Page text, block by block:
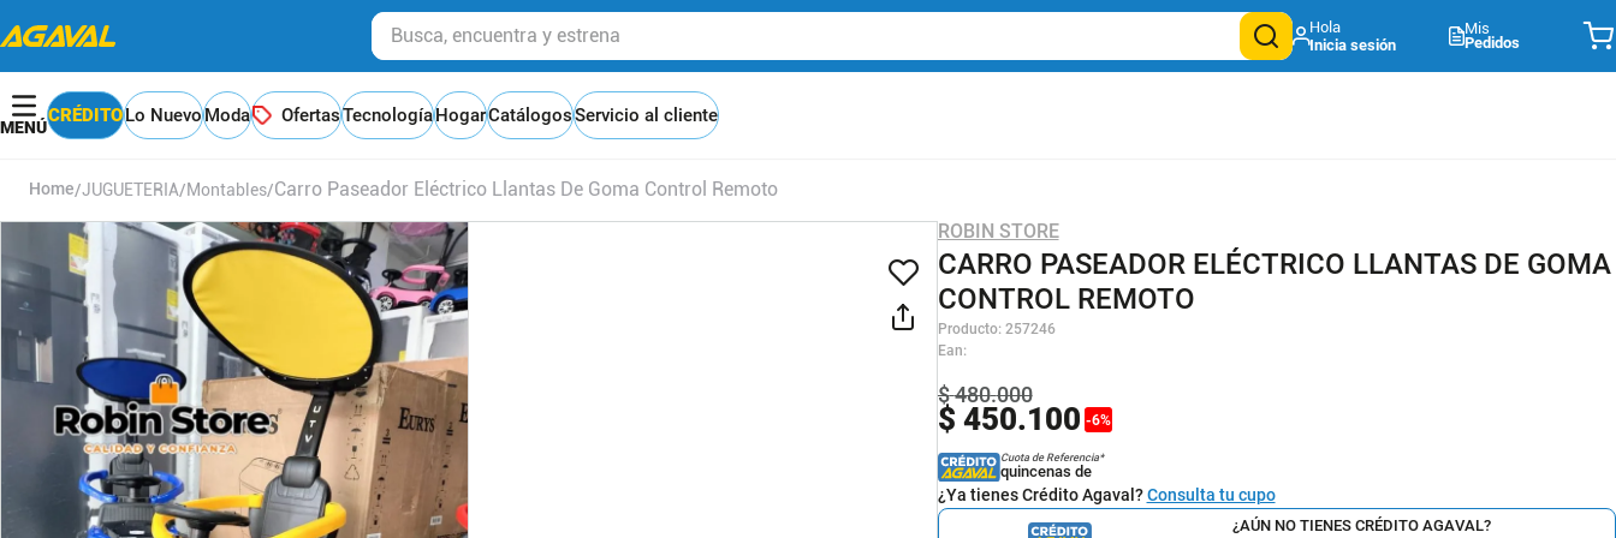
Busca, encuentra y estrena
Mis
Pedidos
CRÉDITOLo NuevoModa OfertasTecnologíaHogarCatálogosServicio al cliente
JUGUETERIA Montables Carro Paseador Eléctrico Llantas De Goma Control Remoto
ROBIN STORE
CARRO PASEADOR ELÉCTRICO LLANTAS DE GOMA
CONTROL REMOTO
Producto: 257246
Ean:
$ 450.100 -6%
$480.000
Cuota de Referencia*
quincenas de
¿Ya tienes Crédito Agaval?Consulta tu cupo
¿AÚN NO TIENES CRÉDITO AGAVAL?